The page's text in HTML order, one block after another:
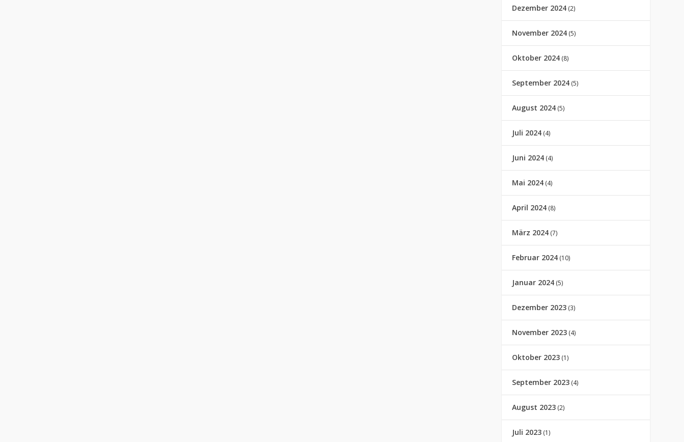
Dezember 2024 (2)
November 2024 (5)
Oktober 2024 (8)
September 2024 (5)
August 2024 (5)
Juli 2024 (4)
Juni 2024 (4)
Mai 2024 (4)
April 2024 (8)
März 2024 (7)
Februar 2024 (10)
Januar 2024 (5)
Dezember 2023 (3)
November 2023 (4)
Oktober 2023 (1)
September 2023 (4)
August 2023 (2)
Juli 2023 (1)